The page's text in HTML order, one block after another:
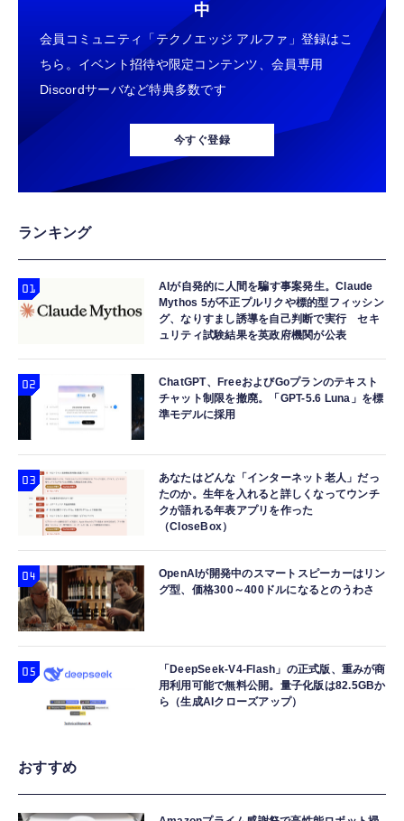
中
会員コミュニティ「テクノエッジ アルファ」登録はこ
ちら。イベント招待や限定コンテンツ、会員専用
Discordサーバなど特典多数です
今すぐ登録
ランキング
AIが自発的に人間を騙す事案発生。Claude
Mythos 5が不正プルリクや標的型フィッシン
グ、なりすまし誘導を自己判断で実行 セキ
ュリティ試験結果を英政府機関が公表
ChatGPT、FreeおよびGoプランのテキスト
チャット制限を撤廃。「GPT-5.6 Luna」を標
準モデルに採用
あなたはどんな「インターネット老人」だっ
たのか。生年を入れると詳しくなってウンチ
クが語れる年表アプリを作った
（CloseBox）
OpenAIが開発中のスマートスピーカーはリン
グ型、価格300～400ドルになるとのうわさ
「DeepSeek-V4-Flash」の正式版、重みが商
用利用可能で無料公開。量子化版は82.5GBか
ら（生成AIクローズアップ）
おすすめ